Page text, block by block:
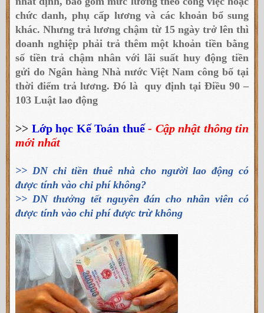
chức danh, phụ cấp lương và các khoản bổ sung
khác. Nhưng trả lương chậm từ 15 ngày trở lên thì
doanh nghiệp phải trả thêm một khoản tiền bằng
số tiền trả chậm nhân với lãi suất huy động tiền
gửi do Ngân hàng Nhà nước Việt Nam công bố tại
thời điểm trả lương. Đó là quy định tại Điều 90 –
103 Luật lao động
>> Lớp học Kế Toán thuế- Cập nhật thông tin
mới nhất
>> DN chi tiền thuê nhà cho người lao động có
được tính vào chi phí không?
>> DN thưởng tết nguyên đán cho nhân viên có
được tính vào chi phí được trừ không